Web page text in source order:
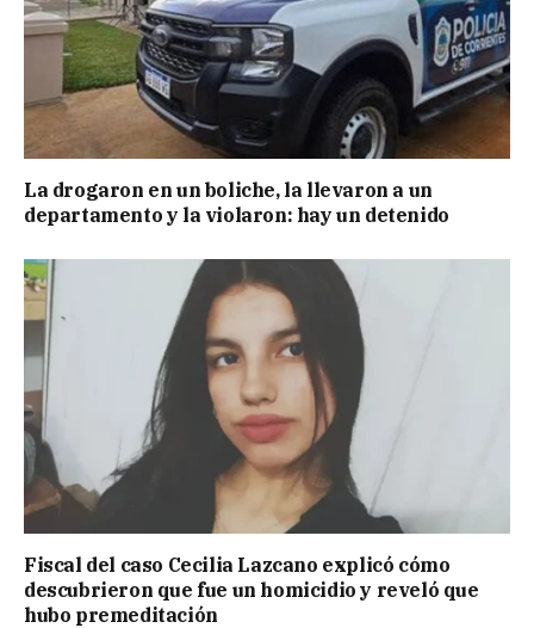
La drogaron en un boliche, la llevaron a un
departamento y la violaron: hay un detenido
Fiscal del caso Cecilia Lazcano explicó cómo
descubrieron que fue un homicidio y reveló que
hubo premeditación